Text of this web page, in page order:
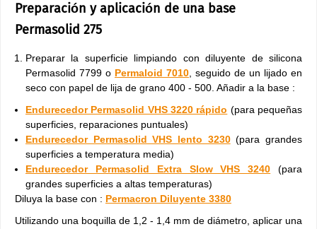
Preparación y aplicación de una base
Permasolid 275
Preparar la superficie limpiando con diluyente de silicona
Permasolid 7799 o Permaloid 7010 , seguido de un lijado en
seco con papel de lija de grano 400 - 500. Añadir a la base :
Endurecedor Permasolid VHS 3220 rápido (para pequeñas
superficies, reparaciones puntuales)
Endurecedor Permasolid VHS lento 3230(para grandes
superficies a temperatura media)
Endurecedor Permasolid Extra Slow VHS 3240 (para
grandes superficies a altas temperaturas)
Diluya la base con : Permacron Diluyente 3380
Utilizando una boquilla de 1,2 - 1,4 mm de diámetro, aplicar una